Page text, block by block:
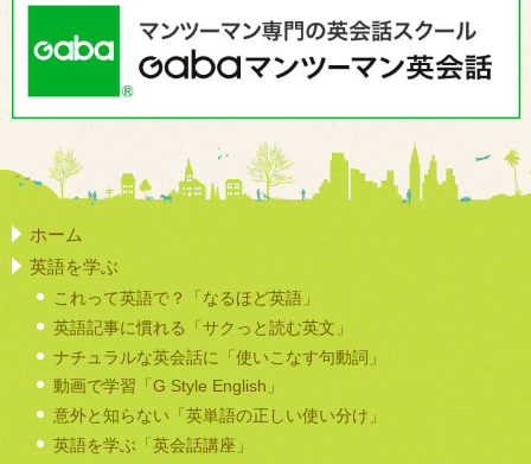
ホーム
英語を学ぶ
これって英語で？「なるほど英語」
英語記事に慣れる「サクっと読む英文」
ナチュラルな英会話に「使いこなす句動詞」
動画で学習「G Style English」
意外と知らない「英単語の正しい使い分け」
英語を学ぶ「英会話講座」